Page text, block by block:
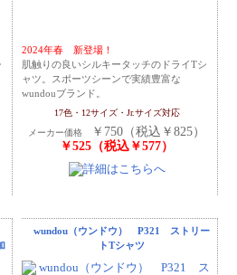
2024年春 新登場！
肌触りの良いシルキータッチのドライTシ
ャツ。スポーツシーンで実績豊富な
wundouブランド。
17色・12サイズ・Jr.サイズ対応
メーカー価格
￥750（税込￥825）
￥525（税込￥577）
wundou（ウンドウ） P321 ストリー
トTシャツ